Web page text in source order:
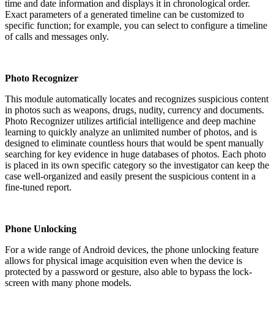
time and date information and displays it in chronological order.
Exact parameters of a generated timeline can be customized to
specific function; for example, you can select to configure a timeline
of calls and messages only.
Photo Recognizer
This module automatically locates and recognizes suspicious content
in photos such as weapons, drugs, nudity, currency and documents.
Photo Recognizer utilizes artificial intelligence and deep machine
learning to quickly analyze an unlimited number of photos, and is
designed to eliminate countless hours that would be spent manually
searching for key evidence in huge databases of photos. Each photo
is placed in its own specific category so the investigator can keep the
case well-organized and easily present the suspicious content in a
fine-tuned report.
Phone Unlocking
For a wide range of Android devices, the phone unlocking feature
allows for physical image acquisition even when the device is
protected by a password or gesture, also able to bypass the lock-
screen with many phone models.